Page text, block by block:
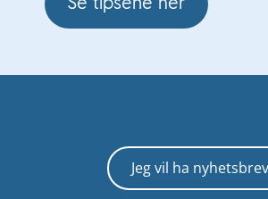
Se tipsene her
Jeg vil ha nyhetsbrev